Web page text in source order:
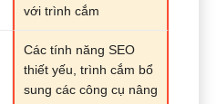
với trình cắm
Các tính năng SEO
thiết yếu, trình cắm bổ
sung các công cụ nâng